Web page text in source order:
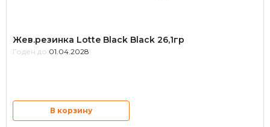
Жев.резинка Lotte Black Black 26,1гр
Годен до: 01.04.2028
В корзину